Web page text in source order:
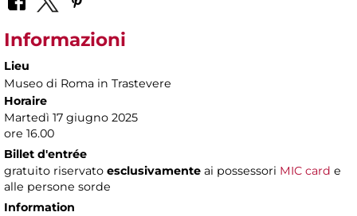
Informazioni
Lieu
Museo di Roma in Trastevere
Horaire
Martedì 17 giugno 2025
ore 16.00
Billet d'entrée
gratuito riservato esclusivamente ai possessori MIC card e
alle persone sorde
Information